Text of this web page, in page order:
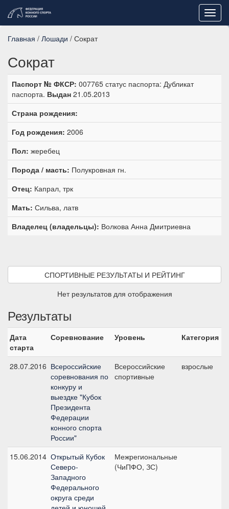
Главная / Лошади / Сократ
Сократ
Паспорт № ФКСР: 007765 статус паспорта: Дубликат
паспорта. Выдан 21.05.2013
Страна рождения:
Год рождения: 2006
Пол: жеребец
Порода / масть: Полукровная гн.
Отец: Капрал, трк
Мать: Сильва, латв
Владелец (владельцы): Волкова Анна Дмитриевна
СПОРТИВНЫЕ РЕЗУЛЬТАТЫ И РЕЙТИНГ
Нет результатов для отображения
Результаты
Дата
старта
Соревнование Уровень Категория
28.07.2016 Всероссийские
соревнования по
конкуру и
выездке "Кубок
Президента
Федерации
конного спорта
России"
Всероссийские
спортивные
взрослые
15.06.2014 Открытый Кубок
Северо-
Западного
Федерального
округа среди
Межрегиональные
(ЧиПФО, ЗС)